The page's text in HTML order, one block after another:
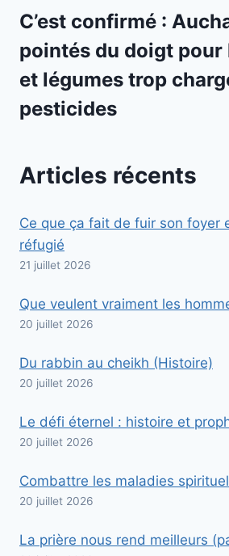
C’est confirmé :
pointés du doigt
et légumes trop
pesticides
Articles récents
Ce que ça fait de fuir son foyer
réfugié
21 juillet 2026
Que veulent vraiment les
20 juillet 2026
Du rabbin au cheikh (Histoire)
20 juillet 2026
Le défi éternel : histoire et
20 juillet 2026
Combattre les maladies
20 juillet 2026
La prière nous rend meilleurs